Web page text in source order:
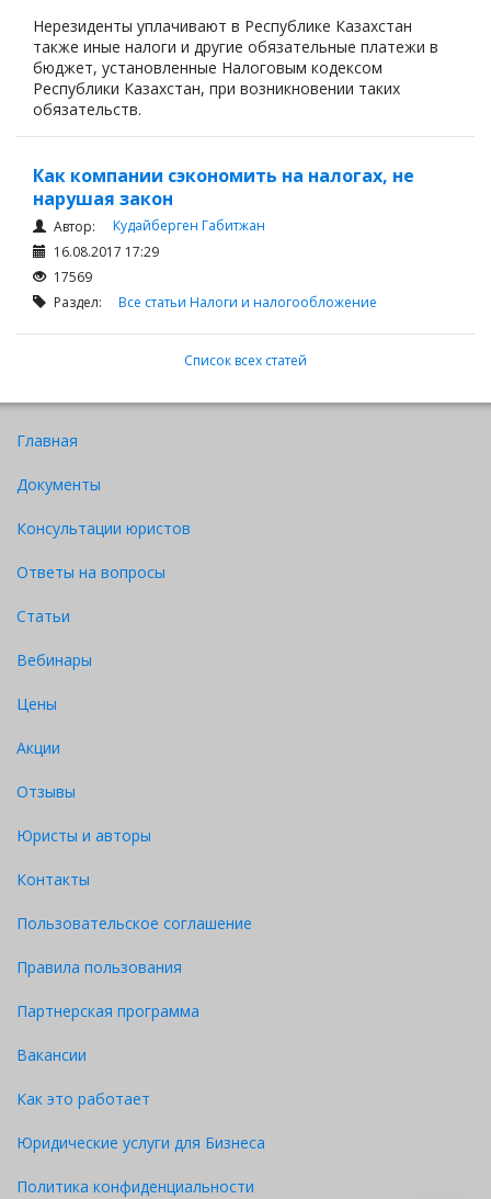
Нерезиденты уплачивают в Республике Казахстан
также иные налоги и другие обязательные платежи в
бюджет, установленные Налоговым кодексом
Республики Казахстан, при возникновении таких
обязательств.
Как компании сэкономить на налогах, не
нарушая закон
Автор:
Кудайберген Габитжан
16.08.2017 17:29
17569
Раздел: Все статьи Налоги и налогообложение
Список всех статей
Главная
Документы
Консультации юристов
Ответы на вопросы
Статьи
Вебинары
Цены
Акции
Отзывы
Юристы и авторы
Контакты
Пользовательское соглашение
Правила пользования
Партнерская программа
Вакансии
Как это работает
Юридические услуги для Бизнеса
Политика конфиденциальности